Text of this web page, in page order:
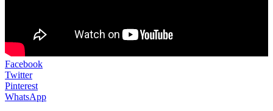
Facebook
Twitter
Pinterest
WhatsApp